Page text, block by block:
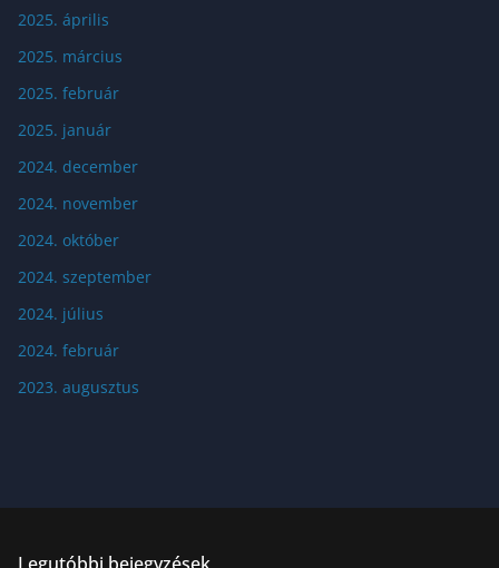
2025. április
2025. március
2025. február
2025. január
2024. december
2024. november
2024. október
2024. szeptember
2024. július
2024. február
2023. augusztus